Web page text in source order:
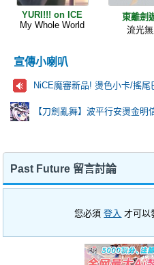
YURI!!! on ICE
My Whole World
東離劍
流光
宣傳小喇叭
NiCE魔審新品! 燙色小卡/搖尾
【刀劍亂舞】波平行安燙金明
Past Future 留言討論
您必須登入 才可以